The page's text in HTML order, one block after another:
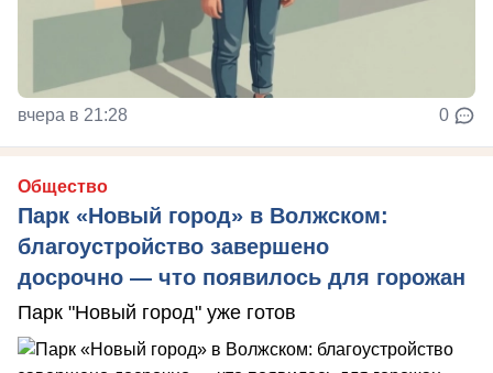
вчера в 21:28 0
Общество
Парк «Новый город» в Волжском:
благоустройство завершено
досрочно — что появилось для горожан
Парк "Новый город" уже готов